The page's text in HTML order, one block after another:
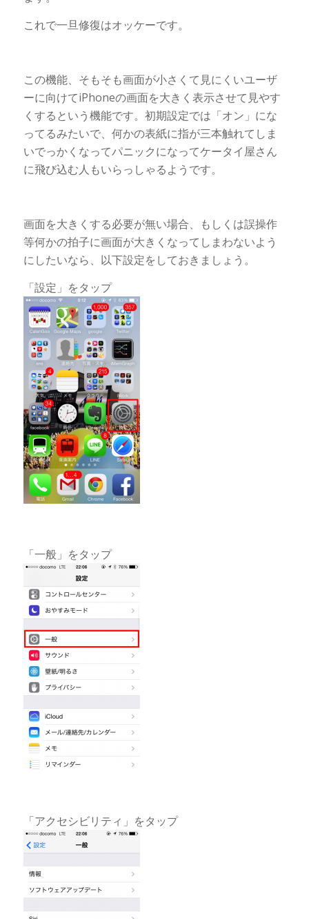
これで一旦修復はオッケーです。
この機能、そもそも画面が小さくて見にくいユーザ
ーに向けてiPhoneの画面を大きく表示させて見やす
くするという機能です。初期設定では「オン」にな
ってるみたいで、何かの表紙に指が三本触れてしま
いでっかくなってパニックになってケータイ屋さん
に飛び込む人もいらっしゃるようです。
画面を大きくする必要が無い場合、もしくは誤操作
等何かの拍子に画面が大きくなってしまわないよう
にしたいなら、以下設定をしておきましょう。
「設定」をタップ
「一般」をタップ
「アクセシビリティ」をタップ